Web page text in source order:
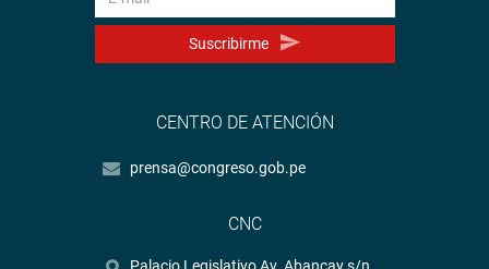
Suscribirme
CENTRO DE ATENCIÓN
prensa@congreso.gob.pe
CNC